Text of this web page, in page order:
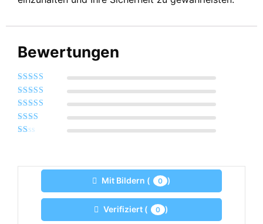
Bewertungen
Bewertet mit
Bewertet
Bewertet
von 5
Bewertet
von
Mit Bildern ( 0 )
Verifiziert ( 0 )